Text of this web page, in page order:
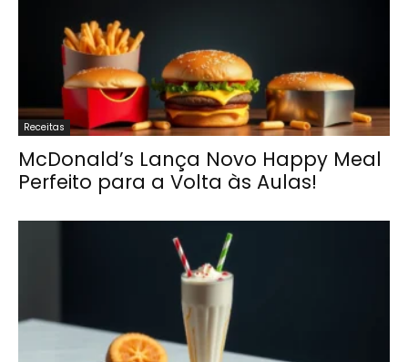
Receitas
McDonald’s Lança Novo Happy Meal
Perfeito para a Volta às Aulas!